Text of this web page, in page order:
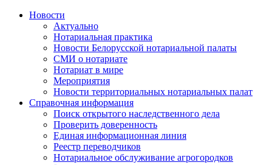
Новости
Актуально
Нотариальная практика
Новости Белорусской нотариальной палаты
СМИ о нотариате
Нотариат в мире
Мероприятия
Новости территориальных нотариальных палат
Справочная информация
Поиск открытого наследственного дела
Проверить доверенность
Единая информационная линия
Реестр переводчиков
Нотариальное обслуживание агрогородков